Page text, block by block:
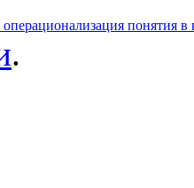
понятия
.